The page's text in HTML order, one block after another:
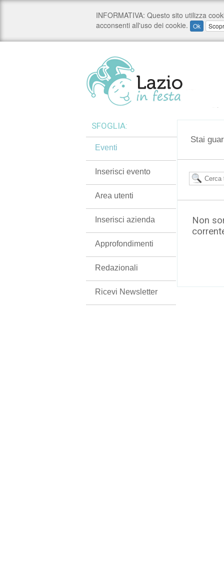
Stai
Non
SFOGLIA:
Eventi
Inserisci evento
Area utenti
Inserisci azienda
Approfondimenti
Redazionali
Ricevi Newsletter